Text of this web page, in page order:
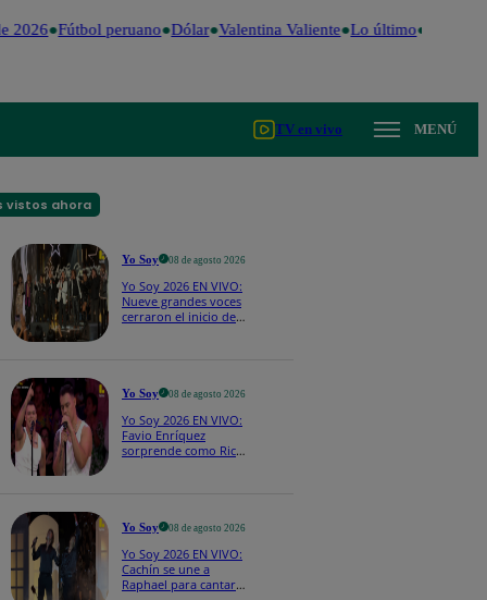
2026 Fútbol peruano Dólar Valentina Valiente Lo último Me
TV en vivo MENÚ
vistos ahora
Yo Soy 08 de agosto 2026
Yo Soy 2026 EN VIVO:
Nueve grandes voces
cerraron el inicio de
Yo Soy 08 de agosto 2026
Yo Soy 2026 EN VIVO:
Favio Enríquez
sorprende como Ricky
Yo Soy 08 de agosto 2026
Yo Soy 2026 EN VIVO:
Cachín se une a
Raphael para cantar